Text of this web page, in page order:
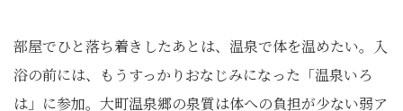
部屋でひと落ち着きしたあとは、温泉で体を温めたい。入
浴の前には、もうすっかりおなじみになった「温泉いろ
は」に参加。大町温泉郷の泉質は体への負担が少ない弱ア